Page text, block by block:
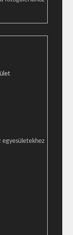
egyesületekhez